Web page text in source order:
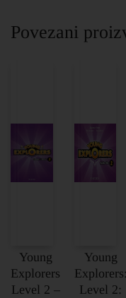
Povezani
Young
Explorers
Level 2 –
Young
Explorers:
Level 2: